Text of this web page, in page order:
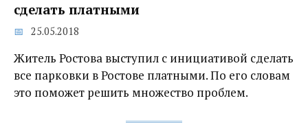
сделать платными
25.05.2018
Житель Ростова выступил с инициативой сделать
все парковки в Ростове платными. По его словам
это поможет решить множество проблем.